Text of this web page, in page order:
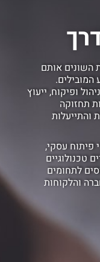
השונים אותם
ופיקוח, ייעוץ
תחזוקה
והתייעלות
פיתוח עסקי,
טכנולוגיים
לתחומים
והלקוחות